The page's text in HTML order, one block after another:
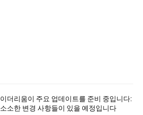
이더리움이 주요 업데이트를 준비 중입니다:
소소한 변경 사항들이 있을 예정입니다